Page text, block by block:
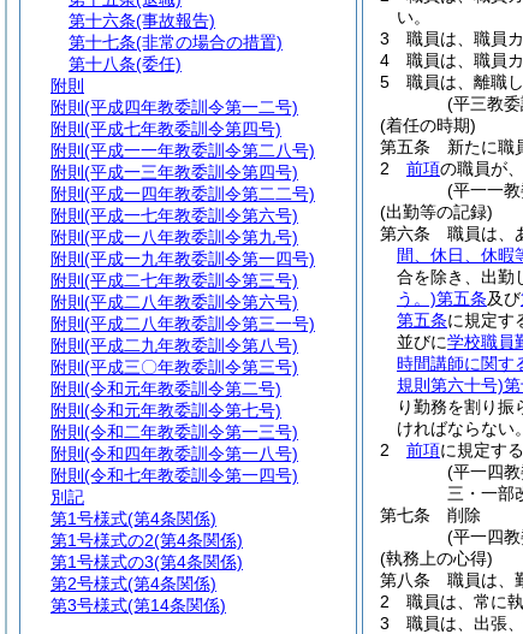
い。
3
職員は、職員
4
職員は、職員
5
職員は、離職
(平三教
(着任の時期)
第五条
新たに職
2
前項の職員が
(平一一
(出勤等の記録)
第六条
職員は、
間、休日、休暇
合を除き、出勤
う。)第五条及び
第五条に規定す
並びに学校職員
時間講師に関す
規則第六十号)
り勤務を割り振
ければならない。
2
前項に規定す
(平一四
三・一部
第七条
削除
(平一四
(執務上の心得)
第八条
職員は、
2
職員は、常に
3
職員は、出張
第十六条(事故報告)
第十七条(非常の場合の措置)
第十八条(委任)
附則
附則 (平成四年教委訓令第一二号)
附則 (平成七年教委訓令第四号)
附則 (平成一一年教委訓令第二八号)
附則 (平成一三年教委訓令第四号)
附則 (平成一四年教委訓令第二二号)
附則 (平成一七年教委訓令第六号)
附則 (平成一八年教委訓令第九号)
附則 (平成一九年教委訓令第一四号)
附則 (平成二七年教委訓令第三号)
附則 (平成二八年教委訓令第六号)
附則 (平成二八年教委訓令第三一号)
附則 (平成二九年教委訓令第八号)
附則 (平成三〇年教委訓令第三号)
附則 (令和元年教委訓令第二号)
附則 (令和元年教委訓令第七号)
附則 (令和二年教委訓令第一三号)
附則 (令和四年教委訓令第一八号)
附則 (令和七年教委訓令第一四号)
別記
第1号様式(第4条関係)
第1号様式の2(第4条関係)
第1号様式の3(第4条関係)
第2号様式(第4条関係)
第3号様式(第14条関係)